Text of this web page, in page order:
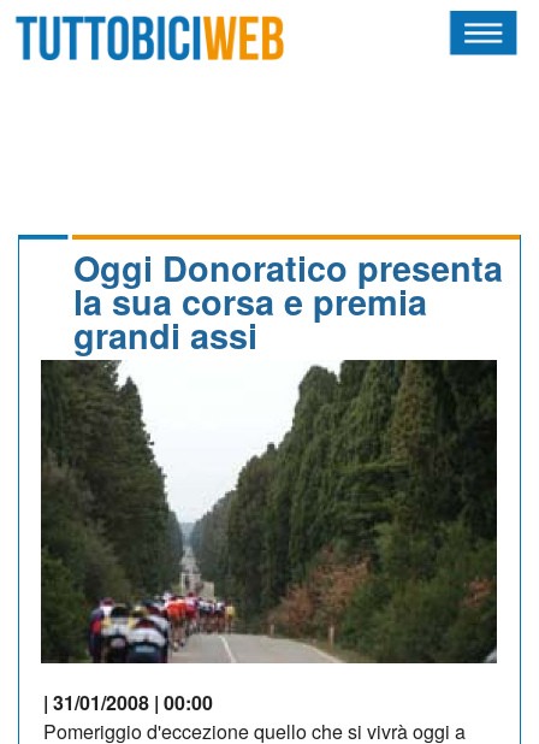
CALENDARIO
OSCAR
ALBI D'ORO
NEWSLETTER
Oggi Donoratico presenta
la sua corsa e premia
grandi assi
| 31/01/2008 | 00:00
Pomeriggio d'eccezione quello che si vivrà oggi a